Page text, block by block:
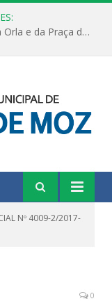
Últimos detalhes para a entrega da nova Orla e da Praça do Praião
Nº 4009-2/2017-
0